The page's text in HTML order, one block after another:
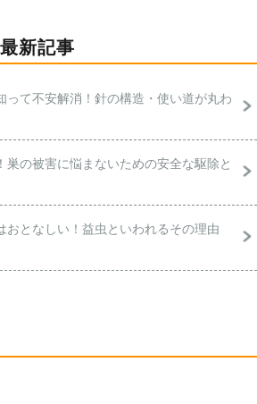
新記事
って不安解消！針の構造・使い道が丸わ
巣の被害に悩まないための安全な駆除と
おとなしい！益虫といわれるその理由